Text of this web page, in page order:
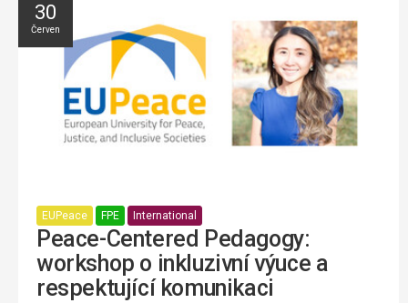
30
Červen
EUPeace FPE International
Peace-Centered Pedagogy:
workshop o inkluzivní výuce a
respektující komunikaci